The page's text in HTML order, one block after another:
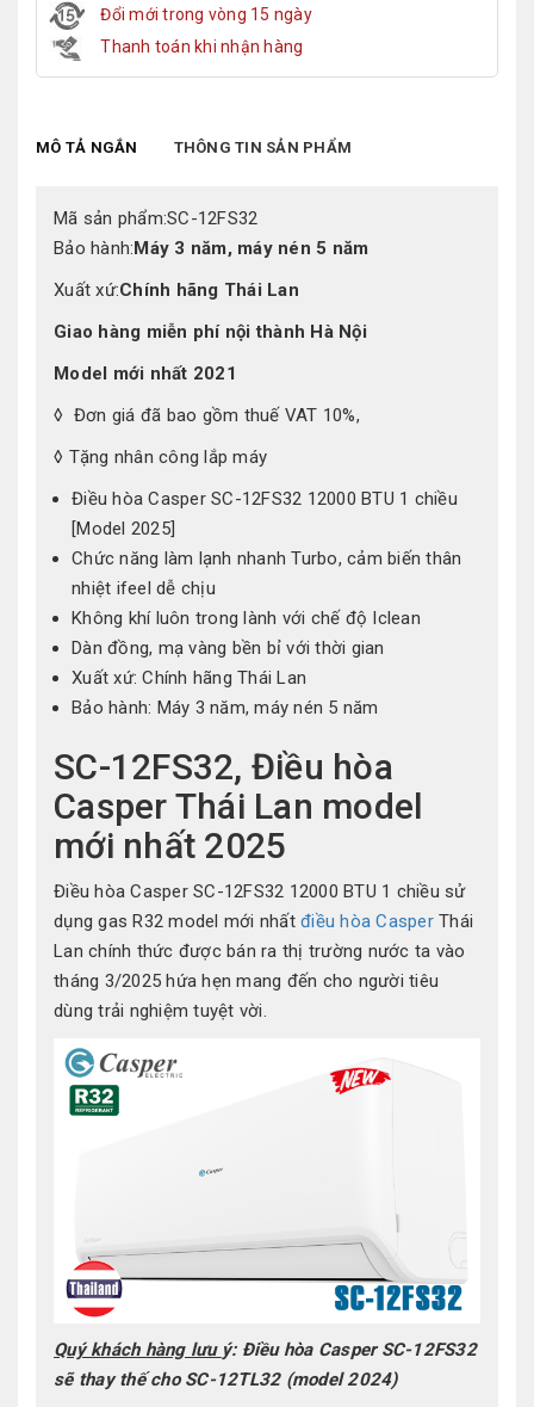
Đổi mới trong vòng 15 ngày
Thanh toán khi nhận hàng
MÔ TẢ NGẮN THÔNG TIN SẢN PHẨM
Mã sản phẩm:SC-12FS32
Bảo hành:Máy 3 năm, máy nén 5 năm
Xuất xứ:Chính hãng Thái Lan
Giao hàng miễn phí nội thành Hà Nội
Model mới nhất 2021
◊ Đơn giá đã bao gồm thuế VAT 10%,
◊ Tặng nhân công lắp máy
Điều hòa Casper SC-12FS32 12000 BTU 1 chiều
[Model 2025]
Chức năng làm lạnh nhanh Turbo, cảm biến thân
nhiệt ifeel dễ chịu
Không khí luôn trong lành với chế độ Iclean
Dàn đồng, mạ vàng bền bỉ với thời gian
Xuất xứ: Chính hãng Thái Lan
Bảo hành: Máy 3 năm, máy nén 5 năm
SC-12FS32, Điều hòa
Casper Thái Lan model
mới nhất 2025
Điều hòa Casper SC-12FS32 12000 BTU 1 chiều sử
dụng gas R32 model mới nhất điều hòa CasperThái
Lan chính thức được bán ra thị trường nước ta vào
tháng 3/2025 hứa hẹn mang đến cho người tiêu
dùng trải nghiệm tuyệt vời.
Quý khách hàng lưu ý: Điều hòa Casper SC-12FS32
sẽ thay thế cho SC-12TL32 (model 2024)